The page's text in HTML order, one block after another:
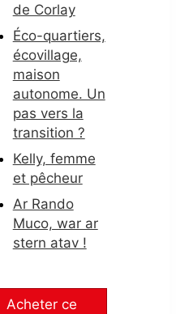
de Corlay
Éco-quartiers,
écovillage,
maison
autonome. Un
pas vers la
transition ?
Kelly, femme
et pêcheur
Ar Rando
Muco, war ar
stern atav !
Acheter ce